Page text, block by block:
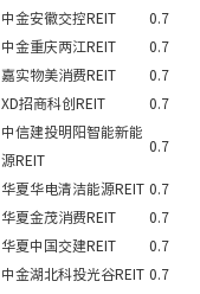
中金安徽交控REIT
0.7
中金重庆两江REIT
0.7
嘉实物美消费REIT
0.7
XD招商科创REIT 0.7
中信建投明阳智能新能
源REIT
0.7
华夏华电清洁能源REIT 0.7
华夏金茂消费REIT
0.7
华夏中国交建REIT
0.7
中金湖北科投光谷REIT 0.7